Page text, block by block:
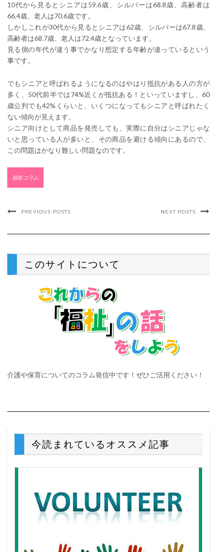
10代から見るとシニアは59.6歳、シルバーは68.8歳、高齢者は
66.4歳、老人は70.6歳です。
しかしこれが30代から見るとシニアは62歳、シルバーは67.8歳、
高齢者は68.7歳、老人は72.4歳となっています。
見る側の年代が違う事でかなり想定する年齢が違っているという
事です。
でもシニアと呼ばれるようになるのはやはり抵抗がある人の方が
多く、50代前半では74%近くが抵抗ある！といっていますし、60
歳公判でも42%くらいと、いくつになってもシニアと呼ばれたく
ない傾向が見えます。
シニア向けとして商品を発売しても、実際に自分はシニアじゃな
いと思っている人が多いと、その商品を避ける傾向にあるので、
この問題はかなり難しい問題なのです。
福祉コラム
PREVIOUS POSTS NEXT POSTS
このサイトについて
介護や保育についてのコラム発信中です！ぜひご活用ください！
今読まれているオススメ記事